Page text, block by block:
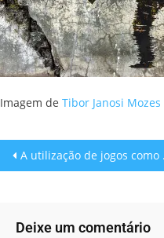
Imagem de Tibor Janosi Mozes
A utilização de jogos como ferramenta de manifestação política
Deixe um comentário